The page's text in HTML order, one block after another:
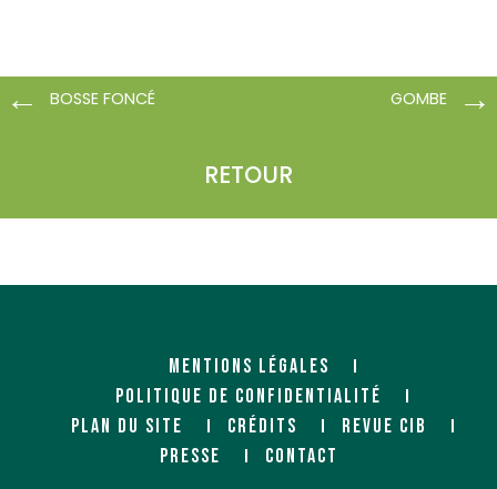
BOSSE FONCÉ
RETOUR
GOMBE
MENTIONS LÉGALES
POLITIQUE DE CONFIDENTIALITÉ
PLAN DU SITE
CRÉDITS
REVUE CIB
PRESSE
CONTACT